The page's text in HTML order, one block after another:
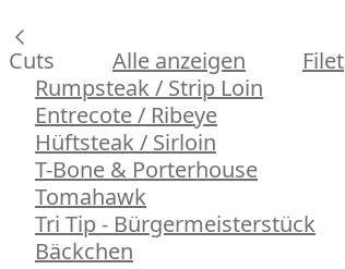
Cuts Alle anzeigen
Filet
Rumpsteak / Strip Loin
Entrecote / Ribeye
Hüftsteak / Sirloin
T-Bone & Porterhouse
Tomahawk
Tri Tip - Bürgermeisterstück
Bäckchen